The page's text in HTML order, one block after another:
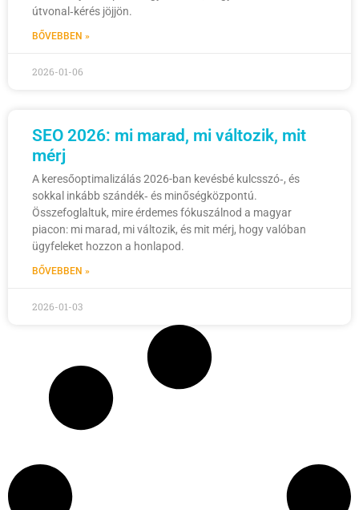
útvonal‑kérés jöjjön.
BŐVEBBEN »
2026-01-06
SEO 2026: mi marad, mi változik, mit
mérj
A keresőoptimalizálás 2026-ban kevésbé kulcsszó‑, és
sokkal inkább szándék‑ és minőségközpontú.
Összefoglaltuk, mire érdemes fókuszálnod a magyar
piacon: mi marad, mi változik, és mit mérj, hogy valóban
ügyfeleket hozzon a honlapod.
BŐVEBBEN »
2026-01-03